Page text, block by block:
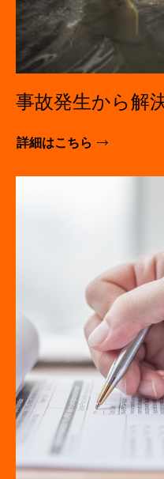
事故発生から解
詳細はこちら